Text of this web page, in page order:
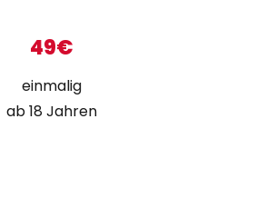
49€
einmalig
ab 18 Jahren